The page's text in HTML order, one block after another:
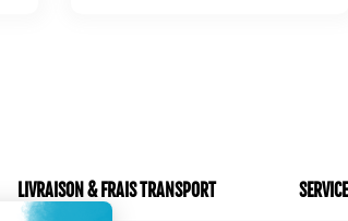
LIVRAISON & FRAIS TRANSPORT